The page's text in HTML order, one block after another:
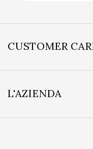
CUSTOMER
L'AZIENDA